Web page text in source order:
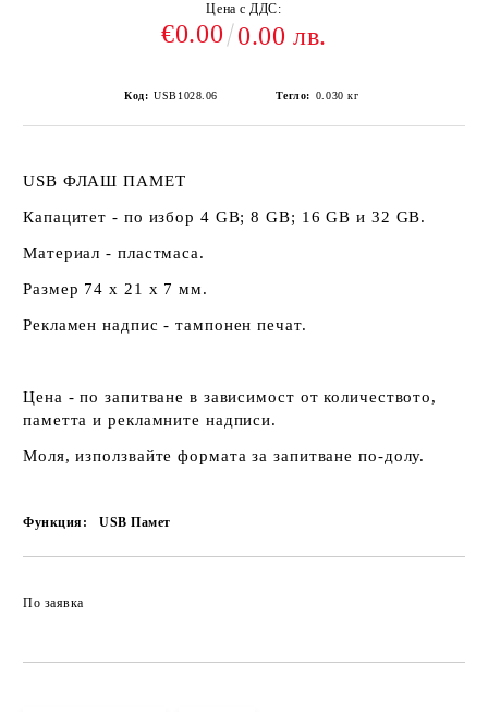
Цена с ДДС:
€0.00 0.00 лв.
Код: USB1028.06 Тегло: 0.030 кг
USB ФЛАШ ПАМЕТ
Капацитет - по избор 4 GB; 8 GB; 16 GB и 32 GB.
Материал - пластмаса.
Размер 74 х 21 х 7 мм.
Рекламен надпис - тампонен печат.
Цена - по запитване в зависимост от количеството,
паметта и рекламните надписи.
Моля, използвайте формата за запитване по-долу.
Функция: USB Памет
По заявка